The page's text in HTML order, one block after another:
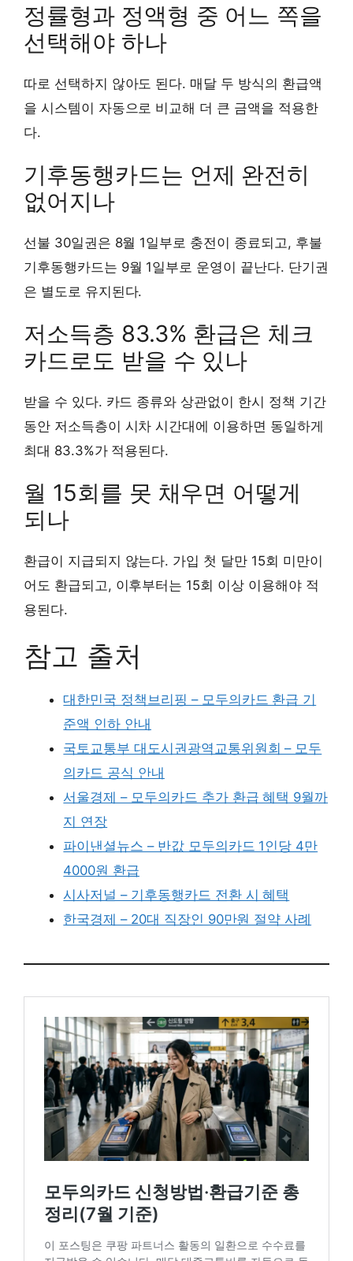
정률형과 정액형 중 어느 쪽을
선택해야 하나
따로 선택하지 않아도 된다. 매달 두 방식의 환급액
을 시스템이 자동으로 비교해 더 큰 금액을 적용한
다.
기후동행카드는 언제 완전히
없어지나
선불 30일권은 8월 1일부로 충전이 종료되고, 후불
기후동행카드는 9월 1일부로 운영이 끝난다. 단기권
은 별도로 유지된다.
저소득층 83.3% 환급은 체크
카드로도 받을 수 있나
받을 수 있다. 카드 종류와 상관없이 한시 정책 기간
동안 저소득층이 시차 시간대에 이용하면 동일하게
최대 83.3%가 적용된다.
월 15회를 못 채우면 어떻게
되나
환급이 지급되지 않는다. 가입 첫 달만 15회 미만이
어도 환급되고, 이후부터는 15회 이상 이용해야 적
용된다.
참고 출처
대한민국 정책브리핑 – 모두의카드 환급 기
준액 인하 안내
국토교통부 대도시권광역교통위원회 – 모두
의카드 공식 안내
서울경제 – 모두의카드 추가 환급 혜택 9월까
지 연장
파이낸셜뉴스 – 반값 모두의카드 1인당 4만
4000원 환급
시사저널 – 기후동행카드 전환 시 혜택
한국경제 – 20대 직장인 90만원 절약 사례